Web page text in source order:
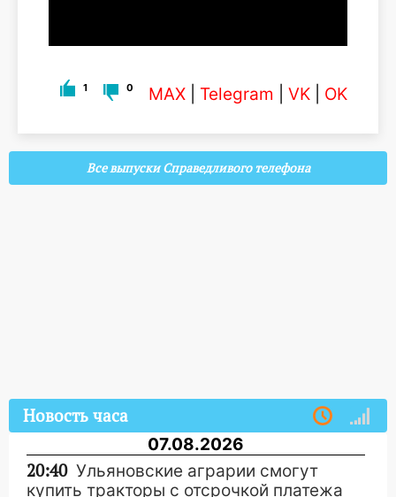
1 0 MAX Telegram VK OK
Все выпуски Справедливого телефона
Новость часа
07.08.2026
20:40 Ульяновские аграрии смогут
купить тракторы с отсрочкой платежа